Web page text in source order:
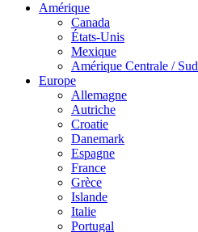
Amérique
Canada
États-Unis
Mexique
Amérique Centrale / Sud
Europe
Allemagne
Autriche
Croatie
Danemark
Espagne
France
Grèce
Islande
Italie
Portugal